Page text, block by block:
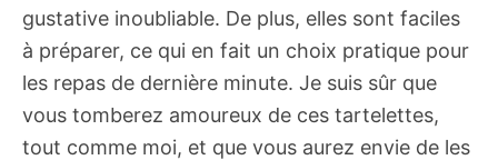
gustative inoubliable. De plus, elles sont faciles
à préparer, ce qui en fait un choix pratique pour
les repas de dernière minute. Je suis sûr que
vous tomberez amoureux de ces tartelettes,
tout comme moi, et que vous aurez envie de les